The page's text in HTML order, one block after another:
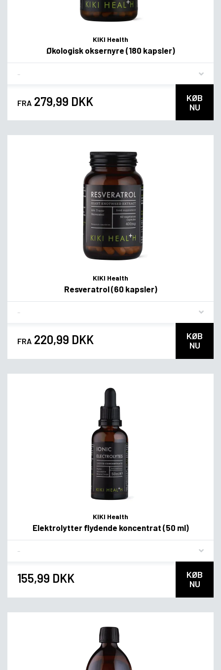
KIKI Health
Økologisk oksernyre (180 kapsler)
FRA 279,99 DKK
KØB
NU
KIKI Health
Resveratrol (60 kapsler)
FRA 220,99 DKK
KØB
NU
KIKI Health
Elektrolytter flydende koncentrat (50 ml)
155,99 DKK
KØB
NU